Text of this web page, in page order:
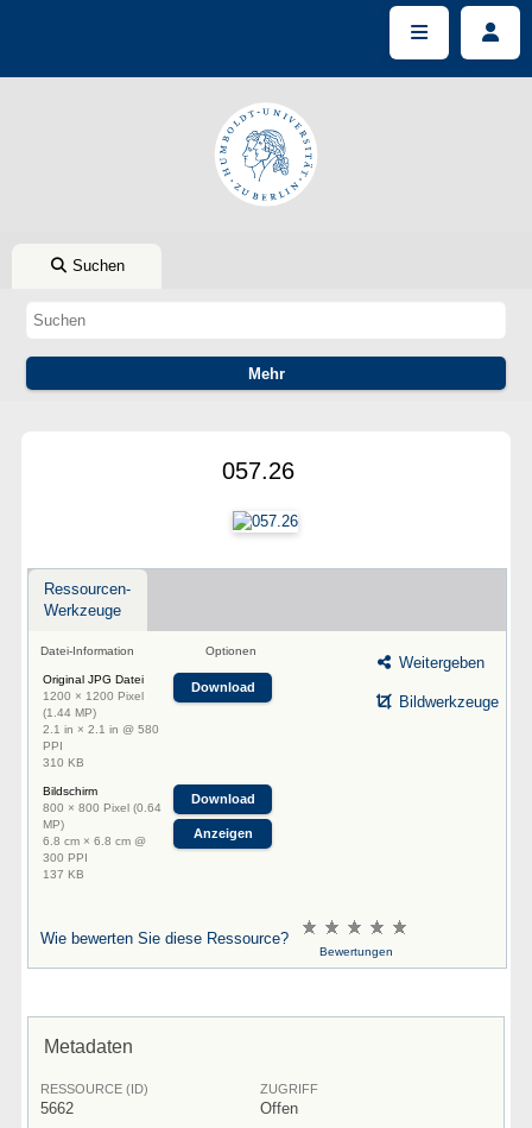
Suchen
057.26
Ressourcen-
Werkzeuge
Datei-Information Optionen
Original JPG Datei
1200 × 1200 Pixel
(1.44 MP)
2.1 in × 2.1 in @ 580
PPI
310 KB
Download
Bildschirm
800 × 800 Pixel (0.64
MP)
6.8 cm × 6.8 cm @
300 PPI
137 KB
Download
Anzeigen
Weitergeben
Bildwerkzeuge
Wie bewerten Sie diese Ressource?
Bewertungen
Metadaten
RESSOURCE (ID)
5662
ZUGRIFF
Offen